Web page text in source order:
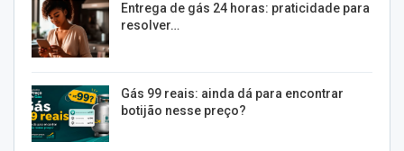
Entrega de gás 24 horas: praticidade para
resolver…
Gás 99 reais: ainda dá para encontrar
botijão nesse preço?